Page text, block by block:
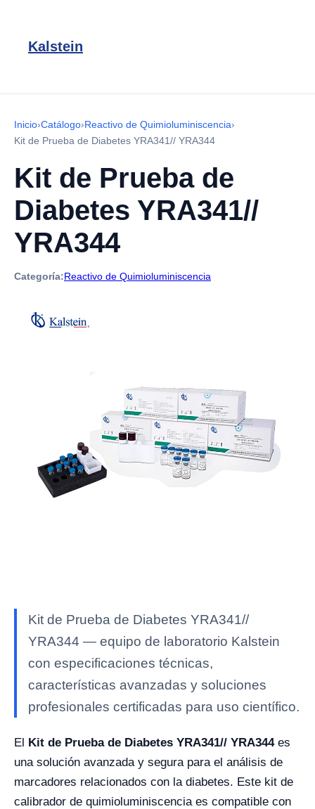
Kalstein
Inicio›Catálogo›Reactivo de Quimioluminiscencia›
Kit de Prueba de Diabetes YRA341// YRA344
Kit de Prueba de
Diabetes YRA341//
YRA344
Categoría:Reactivo de Quimioluminiscencia
Kit de Prueba de Diabetes YRA341//
YRA344 — equipo de laboratorio Kalstein
con especificaciones técnicas,
características avanzadas y soluciones
profesionales certificadas para uso científico.
El Kit de Prueba de Diabetes YRA341// YRA344es
una solución avanzada y segura para el análisis de
marcadores relacionados con la diabetes. Este kit de
calibrador de quimioluminiscencia es compatible con